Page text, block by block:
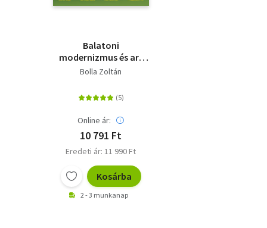
Balatoni
modernizmus és art
deco - Építészet a két
Bolla Zoltán
Online ár:
10 791 Ft
Eredeti ár: 11 990 Ft
Kosárba
2 - 3 munkanap